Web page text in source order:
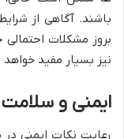
باشند. آگاهی از
نیز بسیار مفید خواهد
ایمنی و
رعایت نکات ایمنی